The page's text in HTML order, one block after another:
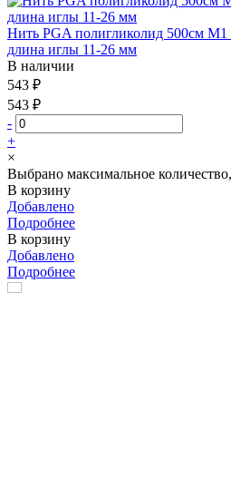
Нить PGA полигликолид 500см М1
длина иглы 11-26 мм
В наличии
543 ₽
543 ₽
-
+
×
Выбрано максимальное количество,
В корзину
Добавлено
Подробнее
В корзину
Добавлено
Подробнее